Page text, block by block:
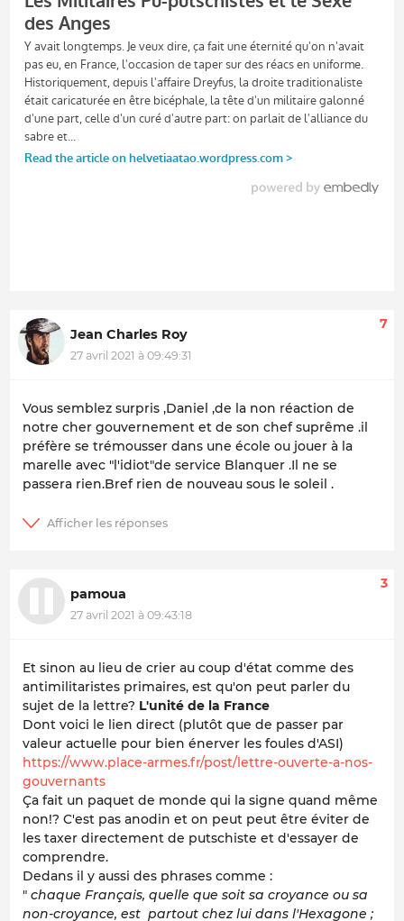
Jean Charles Roy
27 avril 2021 à 09:49:31
7
Vous semblez surpris ,Daniel ,de la non réaction de
notre cher gouvernement et de son chef suprême .il
préfère se trémousser dans une école ou jouer à la
marelle avec "l'idiot"de service Blanquer .Il ne se
passera rien.Bref rien de nouveau sous le soleil .
pamoua
27 avril 2021 à 09:43:18
3
Et sinon au lieu de crier au coup d'état comme des
antimilitaristes primaires, est qu'on peut parler du
sujet de la lettre? L'unité de la France
Dont voici le lien direct (plutôt que de passer par
valeur actuelle pour bien énerver les foules d'ASI)
https://www.place-armes.fr/post/lettre-ouverte-a-nos-
gouvernants
Ça fait un paquet de monde qui la signe quand même
non!? C'est pas anodin et on peut peut être éviter de
les taxer directement de putschiste et d'essayer de
comprendre.
Dedans il y aussi des phrases comme :
" chaque Français, quelle que soit sa croyance ou sa
non-croyance, est partout chez lui dans l'Hexagone ;